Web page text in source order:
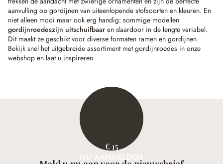
aanvulling op gordijnen van uiteenlopende stofsoorten en kleuren. En
niet alleen mooi maar ook erg handig: sommige modellen
gordijnroedeszijn uitschuifbaar en daardoor in de lengte variabel.
Dit maakt ze geschikt voor diverse formaten ramen en gordijnen.
Bekijk snel het uitgebreide assortiment met gordijnroedes in onze
webshop en laat u inspireren.
€ 15
NU AANMELDEN